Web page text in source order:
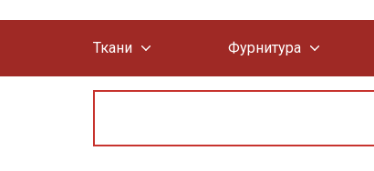
Ткани Фурнитура